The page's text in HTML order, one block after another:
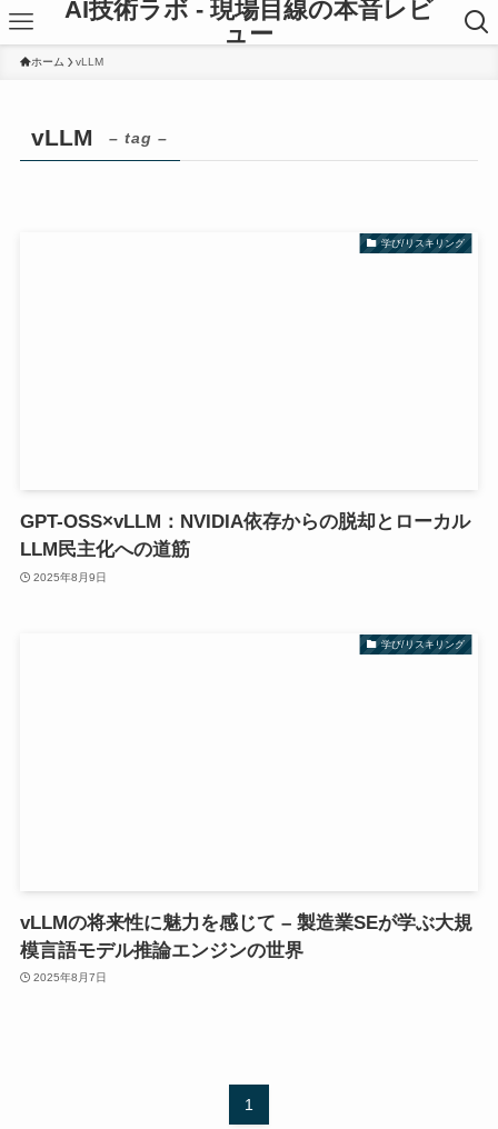
AI技術ラボ - 現場目線の本音レビ
ュー
ホーム vLLM
vLLM – tag –
学び/リスキリング
GPT-OSS×vLLM：NVIDIA依存からの脱却とローカル
LLM民主化への道筋
2025年8月9日
学び/リスキリング
vLLMの将来性に魅力を感じて – 製造業SEが学ぶ大規
模言語モデル推論エンジンの世界
2025年8月7日
1